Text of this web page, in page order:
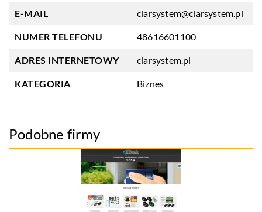
E-MAIL clarsystem@clarsystem.pl
NUMER TELEFONU 48616601100
ADRES INTERNETOWY clarsystem.pl
KATEGORIA Biznes
Podobne firmy